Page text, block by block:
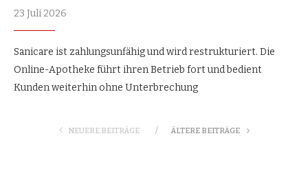
23 Juli 2026
Sanicare ist zahlungsunfähig und wird restrukturiert. Die
Online-Apotheke führt ihren Betrieb fort und bedient
Kunden weiterhin ohne Unterbrechung
NEUERE BEITRÄGE ÄLTERE BEITRÄGE